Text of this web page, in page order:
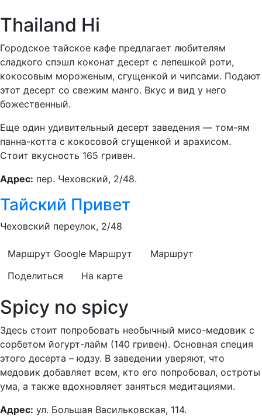
Thailand Hi
Городское тайское кафе предлагает любителям
сладкого спэшл коконат десерт с лепешкой роти,
кокосовым мороженым, сгущенкой и чипсами. Подают
этот десерт со свежим манго. Вкус и вид у него
божественный.
Еще один удивительный десерт заведения — том-ям
панна-котта с кокосовой сгущенкой и арахисом.
Стоит вкусность 165 гривен.
Адрес: пер. Чеховский, 2/48.
Тайский Привет
Чеховский переулок, 2/48
Маршрут Google Маршрут
Маршрут
Поделиться
На карте
Spicy no spicy
Здесь стоит попробовать необычный мисо-медовик с
сорбетом йогурт-лайм (140 гривен). Основная специя
этого десерта – юдзу. В заведении уверяют, что
медовик добавляет всем, кто его попробовал, остроты
ума, а также вдохновляет заняться медитациями.
Адрес: ул. Большая Васильковская, 114.